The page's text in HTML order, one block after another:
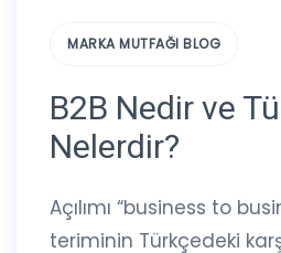
MARKA MUTFAĞI BLOG
B2B Nedir ve
Nelerdir?
Açılımı “business to
teriminin Türkçedeki